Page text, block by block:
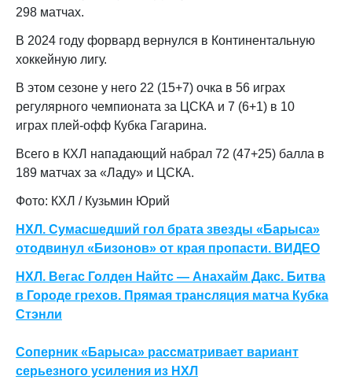
298 матчах.
В 2024 году форвард вернулся в Континентальную
хоккейную лигу.
В этом сезоне у него 22 (15+7) очка в 56 играх
регулярного чемпионата за ЦСКА и 7 (6+1) в 10
играх плей-офф Кубка Гагарина.
Всего в КХЛ нападающий набрал 72 (47+25) балла в
189 матчах за «Ладу» и ЦСКА.
Фото: КХЛ / Кузьмин Юрий
НХЛ. Сумасшедший гол брата звезды «Барыса»
отодвинул «Бизонов» от края пропасти. ВИДЕО
НХЛ. Вегас Голден Найтс — Анахайм Дакс. Битва
в Городе грехов. Прямая трансляция матча Кубка
Стэнли
Соперник «Барыса» рассматривает вариант
серьезного усиления из НХЛ